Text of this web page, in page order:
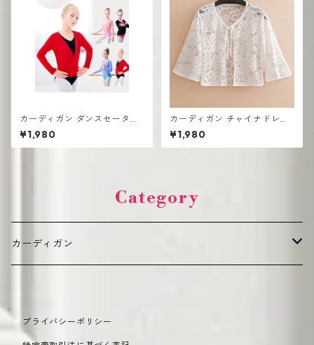
カーディガン ダンスセーター
春秋 ウォームジャケット 練習
スーツ 子供用 スモールダンス
ショール長袖 ニット
¥1,980
カーディガン チャイナドレス
スカート ニットトップ UV対
策
¥1,980
Category
カーディガン
カジュアル
オフィス・きれいめ（通勤・フォーマル向け）
プライバシーポリシー